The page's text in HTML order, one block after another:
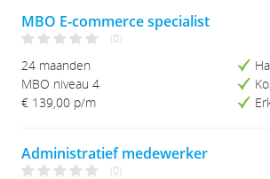
MBO E-commerce specialist
(0)
24 maanden
MBO niveau 4
€ 139,00 p/m
Administratief medewerker
(0)